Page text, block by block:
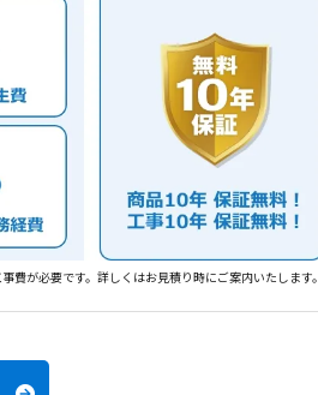
が必要です。詳しくはお見積り時にご案内いたします。